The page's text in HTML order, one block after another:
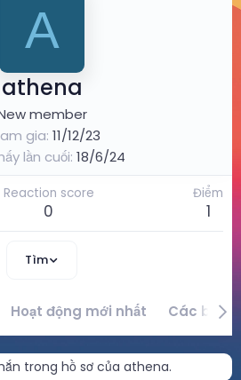
A
athena
member
gia 11/12/23
lần cuối 18/6/24
Reaction score
0
Điểm
1
Tìm
Hoạt động mới nhất Các bài
trong hồ sơ của athena.